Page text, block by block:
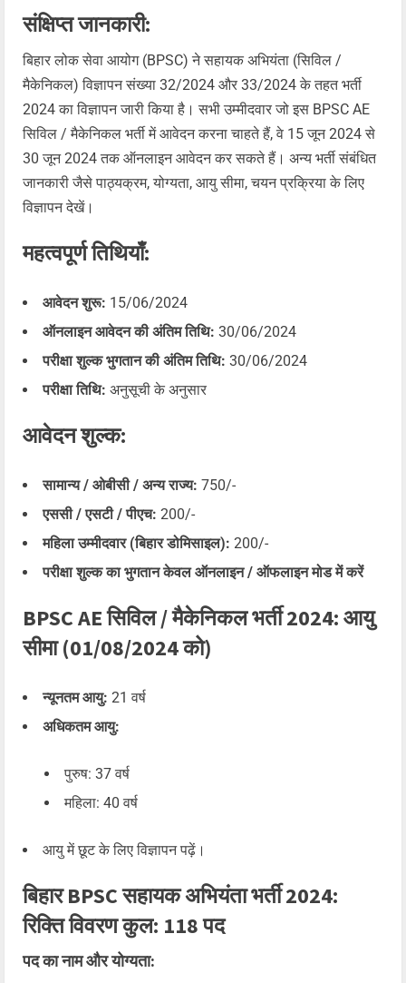
संक्षिप्त जानकारी:
बिहार लोक सेवा आयोग (BPSC) ने सहायक अभियंता (सिविल /
मैकेनिकल) विज्ञापन संख्या 32/2024 और 33/2024 के तहत भर्ती
2024 का विज्ञापन जारी किया है। सभी उम्मीदवार जो इस BPSC AE
सिविल / मैकेनिकल भर्ती में आवेदन करना चाहते हैं, वे 15 जून 2024 से
30 जून 2024 तक ऑनलाइन आवेदन कर सकते हैं। अन्य भर्ती संबंधित
जानकारी जैसे पाठ्यक्रम, योग्यता, आयु सीमा, चयन प्रक्रिया के लिए
विज्ञापन देखें।
महत्वपूर्ण तिथियाँ:
आवेदन शुरू: 15/06/2024
ऑनलाइन आवेदन की अंतिम तिथि: 30/06/2024
परीक्षा शुल्क भुगतान की अंतिम तिथि: 30/06/2024
परीक्षा तिथि: अनुसूची के अनुसार
आवेदन शुल्क:
सामान्य / ओबीसी / अन्य राज्य: 750/-
एससी / एसटी / पीएच: 200/-
महिला उम्मीदवार (बिहार डोमिसाइल): 200/-
परीक्षा शुल्क का भुगतान केवल ऑनलाइन / ऑफलाइन मोड में करें
BPSC AE सिविल / मैकेनिकल भर्ती 2024: आयु
सीमा (01/08/2024 को)
न्यूनतम आयु: 21 वर्ष
अधिकतम आयु:
पुरुष: 37 वर्ष
महिला: 40 वर्ष
आयु में छूट के लिए विज्ञापन पढ़ें।
बिहार BPSC सहायक अभियंता भर्ती 2024:
रिक्ति विवरण कुल: 118 पद
पद का नाम और योग्यता: